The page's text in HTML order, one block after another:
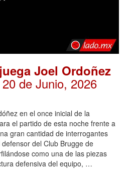
Joel Ordoñez
de Junio, 2026
en el once inicial de la
el partido de esta noche frente a
gran cantidad de interrogantes
del Club Brugge de
como una de las piezas
defensiva del equipo, …